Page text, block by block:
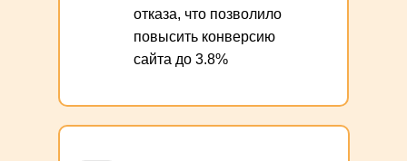
отказа, что позволило
повысить конверсию
сайта до 3.8%